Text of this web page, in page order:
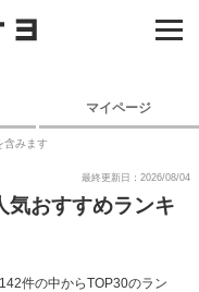
マイページ
含みます
最終更新日：2026/08/04
気おすすめランキ
件の中からTOP30のラン